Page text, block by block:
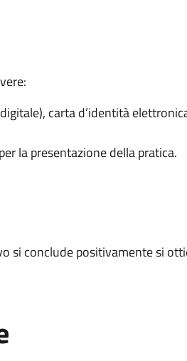
carta d’identità
la presentazione della pratica.
si conclude positivamente si